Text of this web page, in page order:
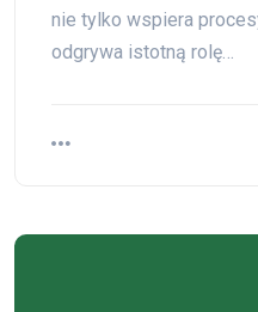
nie tylko wspiera
odgrywa istotną rolę…